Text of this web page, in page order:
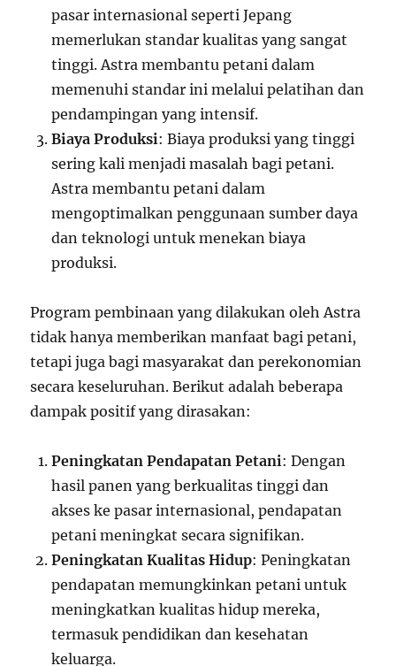
pasar internasional seperti Jepang
memerlukan standar kualitas yang sangat
tinggi. Astra membantu petani dalam
memenuhi standar ini melalui pelatihan dan
pendampingan yang intensif.
Biaya Produksi: Biaya produksi yang tinggi
sering kali menjadi masalah bagi petani.
Astra membantu petani dalam
mengoptimalkan penggunaan sumber daya
dan teknologi untuk menekan biaya
produksi.
Program pembinaan yang dilakukan oleh Astra
tidak hanya memberikan manfaat bagi petani,
tetapi juga bagi masyarakat dan perekonomian
secara keseluruhan. Berikut adalah beberapa
dampak positif yang dirasakan:
Peningkatan Pendapatan Petani: Dengan
hasil panen yang berkualitas tinggi dan
akses ke pasar internasional, pendapatan
petani meningkat secara signifikan.
Peningkatan Kualitas Hidup: Peningkatan
pendapatan memungkinkan petani untuk
meningkatkan kualitas hidup mereka,
termasuk pendidikan dan kesehatan
keluarga.